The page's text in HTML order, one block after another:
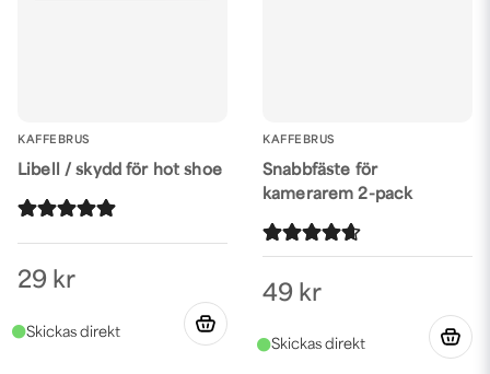
KAFFEBRUS
Libell / skydd för hot shoe
29 kr
KAFFEBRUS
Snabbfäste för
kamerarem 2-pack
49 kr